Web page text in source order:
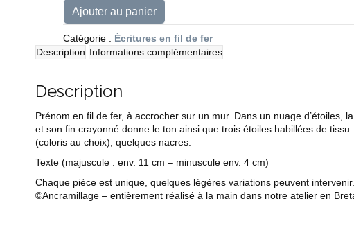
Solal
et
le
nuage
Ajouter au panier
Catégorie : Écritures en fil de fer
Description Informations complémentaires
Description
Prénom en fil de fer, à accrocher sur un mur. Dans un nuage d’étoiles,
et son fin crayonné donne le ton ainsi que trois étoiles habillées de tissu
(coloris au choix), quelques nacres.
Texte (majuscule : env. 11 cm – minuscule env. 4 cm)
Chaque pièce est unique, quelques légères variations peuvent intervenir.
©Ancramillage – entièrement réalisé à la main dans notre atelier en